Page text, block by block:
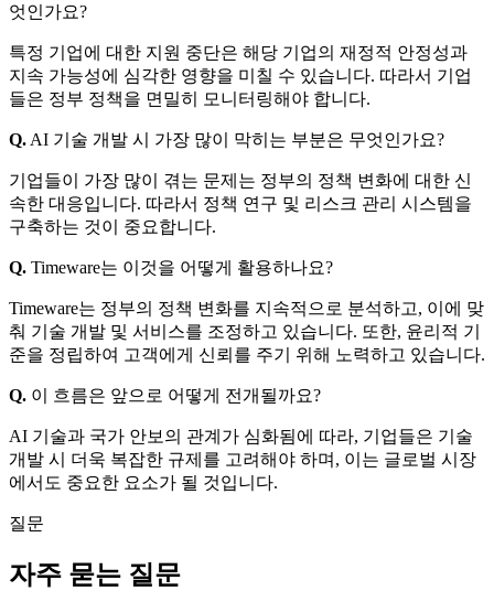
엇인가요?
특정 기업에 대한 지원 중단은 해당 기업의 재정적 안정성과
지속 가능성에 심각한 영향을 미칠 수 있습니다. 따라서 기업
들은 정부 정책을 면밀히 모니터링해야 합니다.
Q. AI 기술 개발 시 가장 많이 막히는 부분은 무엇인가요?
기업들이 가장 많이 겪는 문제는 정부의 정책 변화에 대한 신
속한 대응입니다. 따라서 정책 연구 및 리스크 관리 시스템을
구축하는 것이 중요합니다.
Q. Timeware는 이것을 어떻게 활용하나요?
Timeware는 정부의 정책 변화를 지속적으로 분석하고, 이에 맞
춰 기술 개발 및 서비스를 조정하고 있습니다. 또한, 윤리적 기
준을 정립하여 고객에게 신뢰를 주기 위해 노력하고 있습니다.
Q. 이 흐름은 앞으로 어떻게 전개될까요?
AI 기술과 국가 안보의 관계가 심화됨에 따라, 기업들은 기술
개발 시 더욱 복잡한 규제를 고려해야 하며, 이는 글로벌 시장
에서도 중요한 요소가 될 것입니다.
질문
자주 묻는 질문